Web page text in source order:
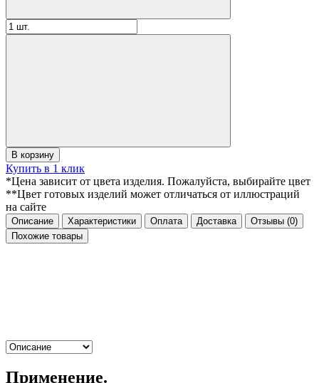
В корзину
Купить в 1 клик
*Цена зависит от цвета изделия. Пожалуйста, выбирайте цвет
**Цвет готовых изделий может отличаться от иллюстраций
на сайте
Описание Характеристики Оплата Доставка Отзывы (0)
Похожие товары
Применение.